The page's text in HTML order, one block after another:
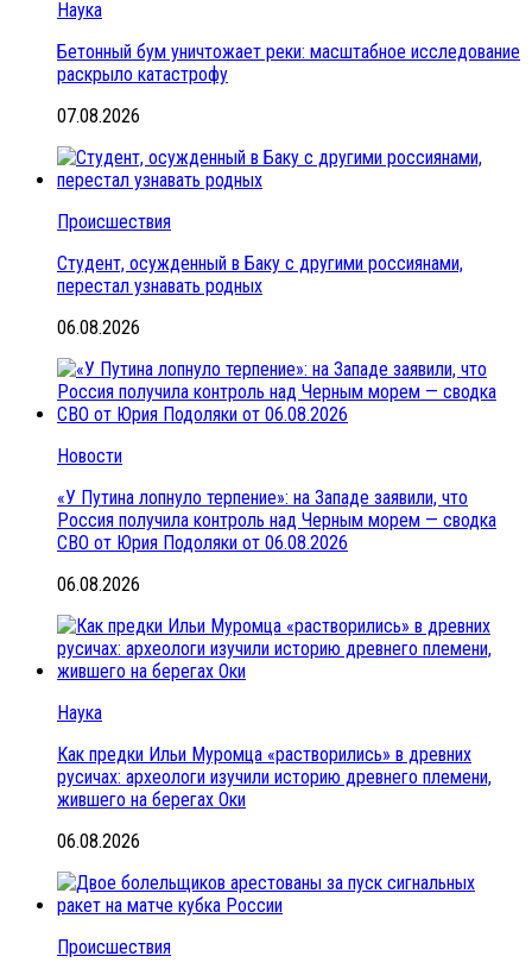
Наука
Бетонный бум уничтожает реки: масштабное исследование
раскрыло катастрофу
07.08.2026
Происшествия
Студент, осужденный в Баку с другими россиянами,
перестал узнавать родных
06.08.2026
Новости
«У Путина лопнуло терпение»: на Западе заявили, что
Россия получила контроль над Черным морем — сводка
СВО от Юрия Подоляки от 06.08.2026
06.08.2026
Наука
Как предки Ильи Муромца «растворились» в древних
русичах: археологи изучили историю древнего племени,
жившего на берегах Оки
06.08.2026
Происшествия